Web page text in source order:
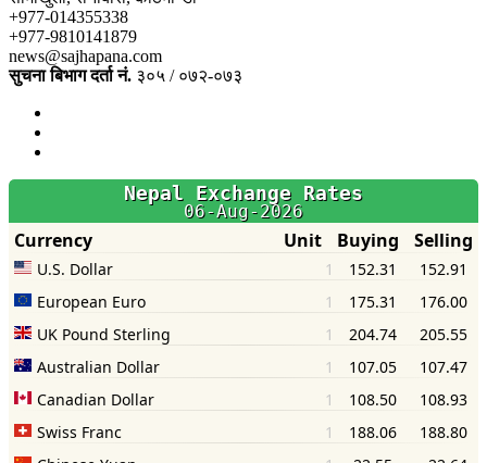
+977-014355338
+977-9810141879
news@sajhapana.com
सुचना बिभाग दर्ता नं. ३०५ / ०७२-०७३